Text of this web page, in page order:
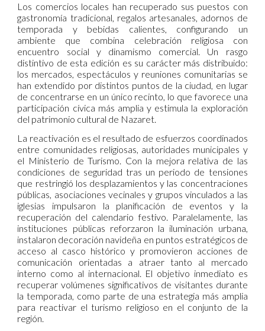
Los comercios locales han recuperado sus puestos con
gastronomía tradicional, regalos artesanales, adornos de
temporada y bebidas calientes, configurando un
ambiente que combina celebración religiosa con
encuentro social y dinamismo comercial. Un rasgo
distintivo de esta edición es su carácter más distribuido:
los mercados, espectáculos y reuniones comunitarias se
han extendido por distintos puntos de la ciudad, en lugar
de concentrarse en un único recinto, lo que favorece una
participación cívica más amplia y estimula la exploración
del patrimonio cultural de Nazaret.
La reactivación es el resultado de esfuerzos coordinados
entre comunidades religiosas, autoridades municipales y
el Ministerio de Turismo. Con la mejora relativa de las
condiciones de seguridad tras un periodo de tensiones
que restringió los desplazamientos y las concentraciones
públicas, asociaciones vecinales y grupos vinculados a las
iglesias impulsaron la planificación de eventos y la
recuperación del calendario festivo. Paralelamente, las
instituciones públicas reforzaron la iluminación urbana,
instalaron decoración navideña en puntos estratégicos de
acceso al casco histórico y promovieron acciones de
comunicación orientadas a atraer tanto al mercado
interno como al internacional. El objetivo inmediato es
recuperar volúmenes significativos de visitantes durante
la temporada, como parte de una estrategia más amplia
para reactivar el turismo religioso en el conjunto de la
región.